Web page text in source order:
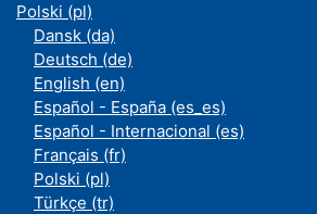
Polski ‎(pl)‎
Dansk ‎(da)‎
Deutsch ‎(de)‎
English ‎(en)‎
Español - España ‎(es_es)‎
Español - Internacional ‎(es)‎
Français ‎(fr)‎
Polski ‎(pl)‎
Türkçe ‎(tr)‎